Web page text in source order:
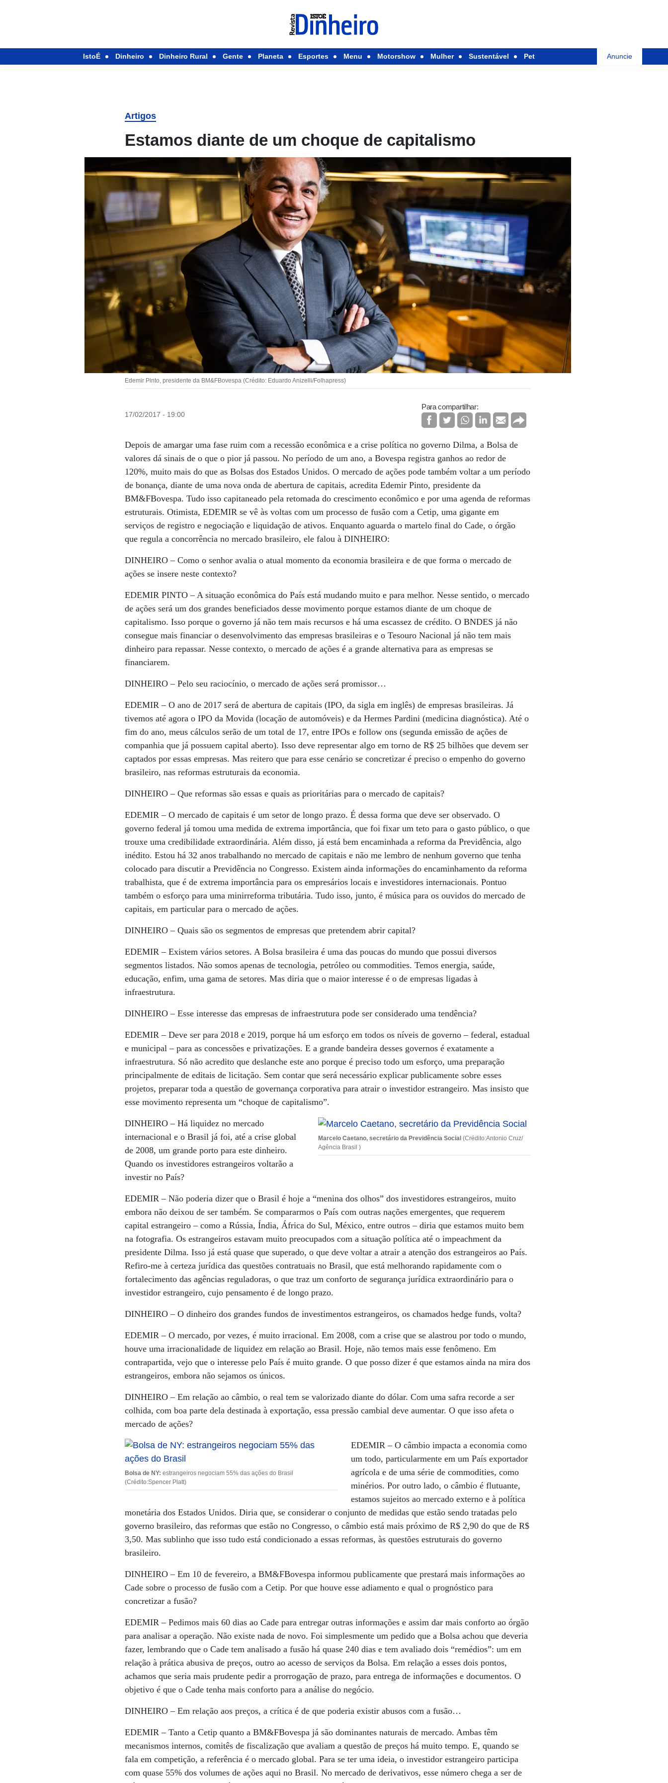
IstoÉ Dinheiro Dinheiro Rural Gente Planeta Esportes Menu Motorshow Mulher Sustentável Pet Anuncie
Artigos
Estamos diante de um choque de capitalismo
Edemir Pinto, presidente da BM&FBovespa (Crédito: Eduardo Anizelli/Folhapress)
17/02/2017 - 19:00
Para compartilhar:
Depois de amargar uma fase ruim com a recessão econômica e a crise política no governo Dilma, a Bolsa de
valores dá sinais de o que o pior já passou. No período de um ano, a Bovespa registra ganhos ao redor de
120%, muito mais do que as Bolsas dos Estados Unidos. O mercado de ações pode também voltar a um período
de bonança, diante de uma nova onda de abertura de capitais, acredita Edemir Pinto, presidente da
BM&FBovespa. Tudo isso capitaneado pela retomada do crescimento econômico e por uma agenda de reformas
estruturais. Otimista, EDEMIR se vê às voltas com um processo de fusão com a Cetip, uma gigante em
serviços de registro e negociação e liquidação de ativos. Enquanto aguarda o martelo final do Cade, o órgão
que regula a concorrência no mercado brasileiro, ele falou à DINHEIRO:
DINHEIRO –Como o senhor avalia o atual momento da economia brasileira e de que forma o mercado de
ações se insere neste contexto?
EDEMIR PINTO –A situação econômica do País está mudando muito e para melhor. Nesse sentido, o mercado
de ações será um dos grandes beneficiados desse movimento porque estamos diante de um choque de
capitalismo. Isso porque o governo já não tem mais recursos e há uma escassez de crédito. O BNDES já não
consegue mais financiar o desenvolvimento das empresas brasileiras e o Tesouro Nacional já não tem mais
dinheiro para repassar. Nesse contexto, o mercado de ações é a grande alternativa para as empresas se
financiarem.
DINHEIRO –Pelo seu raciocínio, o mercado de ações será promissor…
EDEMIR –O ano de 2017 será de abertura de capitais (IPO, da sigla em inglês) de empresas brasileiras. Já
tivemos até agora o IPO da Movida (locação de automóveis) e da Hermes Pardini (medicina diagnóstica). Até o
fim do ano, meus cálculos serão de um total de 17, entre IPOs e follow ons (segunda emissão de ações de
companhia que já possuem capital aberto). Isso deve representar algo em torno de R$ 25 bilhões que devem ser
captados por essas empresas. Mas reitero que para esse cenário se concretizar é preciso o empenho do governo
brasileiro, nas reformas estruturais da economia.
DINHEIRO –Que reformas são essas e quais as prioritárias para o mercado de capitais?
EDEMIR –O mercado de capitais é um setor de longo prazo. É dessa forma que deve ser observado. O
governo federal já tomou uma medida de extrema importância, que foi fixar um teto para o gasto público, o que
trouxe uma credibilidade extraordinária. Além disso, já está bem encaminhada a reforma da Previdência, algo
inédito. Estou há 32 anos trabalhando no mercado de capitais e não me lembro de nenhum governo que tenha
colocado para discutir a Previdência no Congresso. Existem ainda informações do encaminhamento da reforma
trabalhista, que é de extrema importância para os empresários locais e investidores internacionais. Pontuo
também o esforço para uma minirreforma tributária. Tudo isso, junto, é música para os ouvidos do mercado de
capitais, em particular para o mercado de ações.
DINHEIRO –Quais são os segmentos de empresas que pretendem abrir capital?
EDEMIR –Existem vários setores. A Bolsa brasileira é uma das poucas do mundo que possui diversos
segmentos listados. Não somos apenas de tecnologia, petróleo ou commodities. Temos energia, saúde,
educação, enfim, uma gama de setores. Mas diria que o maior interesse é o de empresas ligadas à
infraestrutura.
DINHEIRO –Esse interesse das empresas de infraestrutura pode ser considerado uma tendência?
EDEMIR –Deve ser para 2018 e 2019, porque há um esforço em todos os níveis de governo – federal, estadual
e municipal – para as concessões e privatizações. E a grande bandeira desses governos é exatamente a
infraestrutura. Só não acredito que deslanche este ano porque é preciso todo um esforço, uma preparação
principalmente de editais de licitação. Sem contar que será necessário explicar publicamente sobre esses
projetos, preparar toda a questão de governança corporativa para atrair o investidor estrangeiro. Mas insisto que
esse movimento representa um “choque de capitalismo”.
Marcelo Caetano, secretário da Previdência Social(Crédito:Antonio Cruz/
Agência Brasil )
DINHEIRO –Há liquidez no mercado
internacional e o Brasil já foi, até a crise global
de 2008, um grande porto para este dinheiro.
Quando os investidores estrangeiros voltarão a
investir no País?
EDEMIR –Não poderia dizer que o Brasil é hoje a “menina dos olhos” dos investidores estrangeiros, muito
embora não deixou de ser também. Se compararmos o País com outras nações emergentes, que requerem
capital estrangeiro – como a Rússia, Índia, África do Sul, México, entre outros – diria que estamos muito bem
na fotografia. Os estrangeiros estavam muito preocupados com a situação política até o impeachment da
presidente Dilma. Isso já está quase que superado, o que deve voltar a atrair a atenção dos estrangeiros ao País.
Refiro-me à certeza jurídica das questões contratuais no Brasil, que está melhorando rapidamente com o
fortalecimento das agências reguladoras, o que traz um conforto de segurança jurídica extraordinário para o
investidor estrangeiro, cujo pensamento é de longo prazo.
DINHEIRO –O dinheiro dos grandes fundos de investimentos estrangeiros, os chamados hedge funds, volta?
EDEMIR –O mercado, por vezes, é muito irracional. Em 2008, com a crise que se alastrou por todo o mundo,
houve uma irracionalidade de liquidez em relação ao Brasil. Hoje, não temos mais esse fenômeno. Em
contrapartida, vejo que o interesse pelo País é muito grande. O que posso dizer é que estamos ainda na mira dos
estrangeiros, embora não sejamos os únicos.
DINHEIRO –Em relação ao câmbio, o real tem se valorizado diante do dólar. Com uma safra recorde a ser
colhida, com boa parte dela destinada à exportação, essa pressão cambial deve aumentar. O que isso afeta o
mercado de ações?
Bolsa de NY: estrangeiros negociam 55% das ações do Brasil
(Crédito:Spencer Platt)
EDEMIR –O câmbio impacta a economia como
um todo, particularmente em um País exportador
agrícola e de uma série de commodities, como
minérios. Por outro lado, o câmbio é flutuante,
estamos sujeitos ao mercado externo e à política
monetária dos Estados Unidos. Diria que, se considerar o conjunto de medidas que estão sendo tratadas pelo
governo brasileiro, das reformas que estão no Congresso, o câmbio está mais próximo de R$ 2,90 do que de R$
3,50. Mas sublinho que isso tudo está condicionado a essas reformas, às questões estruturais do governo
brasileiro.
DINHEIRO –Em 10 de fevereiro, a BM&FBovespa informou publicamente que prestará mais informações ao
Cade sobre o processo de fusão com a Cetip. Por que houve esse adiamento e qual o prognóstico para
concretizar a fusão?
EDEMIR –Pedimos mais 60 dias ao Cade para entregar outras informações e assim dar mais conforto ao órgão
para analisar a operação. Não existe nada de novo. Foi simplesmente um pedido que a Bolsa achou que deveria
fazer, lembrando que o Cade tem analisado a fusão há quase 240 dias e tem avaliado dois “remédios”: um em
relação à prática abusiva de preços, outro ao acesso de serviços da Bolsa. Em relação a esses dois pontos,
achamos que seria mais prudente pedir a prorrogação de prazo, para entrega de informações e documentos. O
objetivo é que o Cade tenha mais conforto para a análise do negócio.
DINHEIRO –Em relação aos preços, a crítica é de que poderia existir abusos com a fusão…
EDEMIR –Tanto a Cetip quanto a BM&FBovespa já são dominantes naturais de mercado. Ambas têm
mecanismos internos, comitês de fiscalização que avaliam a questão de preços há muito tempo. E, quando se
fala em competição, a referência é o mercado global. Para se ter uma ideia, o investidor estrangeiro participa
com quase 55% dos volumes de ações aqui no Brasil. No mercado de derivativos, esse número chega a ser de